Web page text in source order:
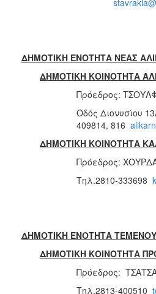
ΔΗΜΟΤΙΚΗ ΕΝΟΤΗΤΑ ΝΕΑΣ
ΔΗΜΟΤΙΚΗ ΚΟΙΝΟΤΗΤΑ
Πρόεδρος:
Οδός Διονυσίου
409814, 816
ΔΗΜΟΤΙΚΗ ΚΟΙΝΟΤΗΤΑ
Πρόεδρος:
Τηλ.2810-333698
ΔΗΜΟΤΙΚΗ ΕΝΟΤΗΤΑ
ΔΗΜΟΤΙΚΗ ΚΟΙΝΟΤΗΤΑ
Πρόεδρος:
Τηλ.2813-400510